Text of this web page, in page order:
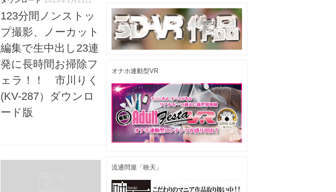
123分間ノンストッ
プ撮影、ノーカット
編集で生中出し23連
発に長時間お掃除フ
ェラ！！ 市川りく
(KV-287）ダウンロ
ード版
オナホ連動型VR
流通問屋「映天」